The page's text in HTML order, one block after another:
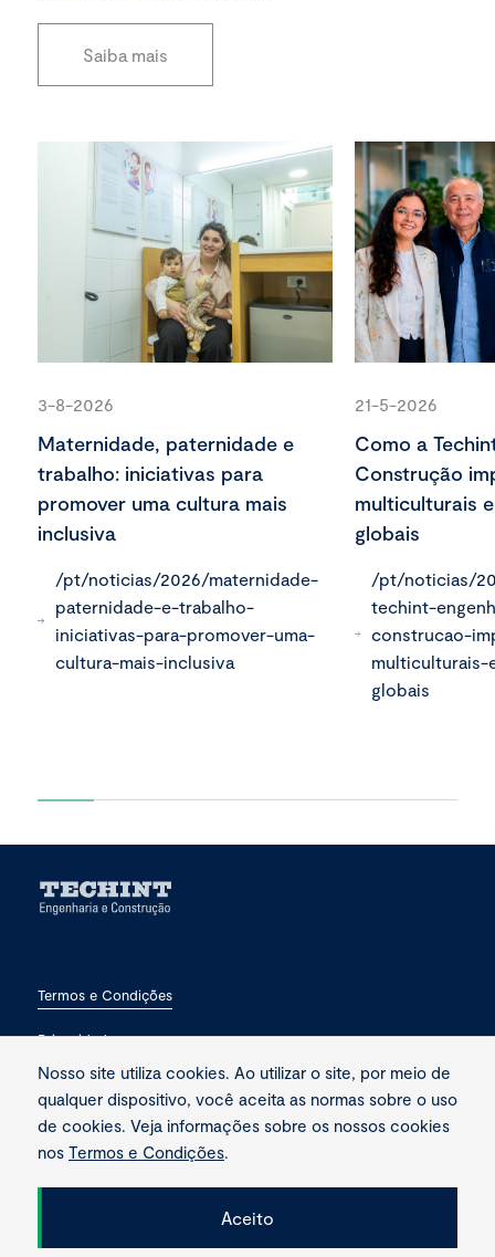
Saiba mais
3-8-2026
Maternidade, paternidade e
trabalho: iniciativas para
promover uma cultura mais
inclusiva
/pt/noticias/2026/maternidade-
paternidade-e-trabalho-
iniciativas-para-promover-uma-
cultura-mais-inclusiva
21-5-2026
Como a
Construção
multiculturais
globais
/pt/noticias/
techint-
construcao-
globais
Termos e Condições
Privacidade
Fale conosco
Copyright © 2026 Techint. Todos os direitos reservados.
Nosso site utiliza cookies. Ao utilizar o site, por meio de
qualquer dispositivo, você aceita as normas sobre o uso
de cookies. Veja informações sobre os nossos cookies
nos Termos e Condições.
Aceito